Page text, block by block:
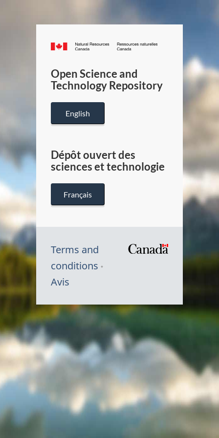
Canada.ca
/
Canada
Open Science and
Technology Repository
English
Dépôt ouvert des
sciences et technologie
Français
Terms and
conditions
Avis
Symbole
du